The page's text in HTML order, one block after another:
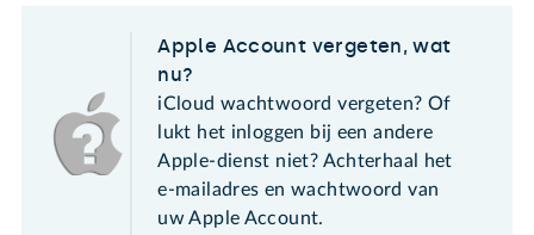
Apple Account vergeten, wat
nu?
iCloud wachtwoord vergeten? Of
lukt het inloggen bij een andere
Apple-dienst niet? Achterhaal het
e-mailadres en wachtwoord van
uw Apple Account.